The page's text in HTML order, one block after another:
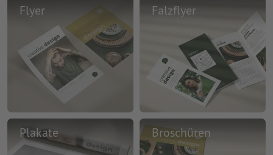
Flyer Falzflyer
Plakate Broschüren